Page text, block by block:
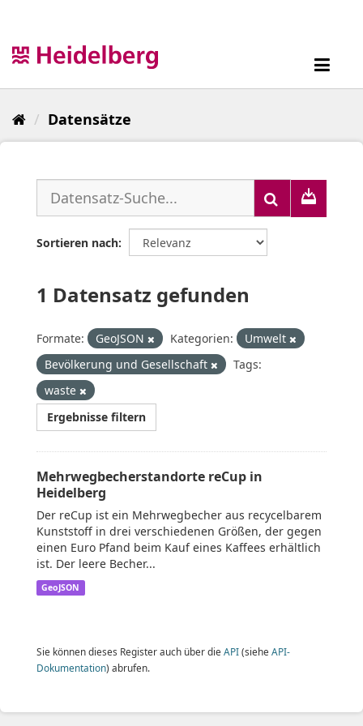
Datensätze
Sortieren nach
1 Datensatz gefunden
Formate: GeoJSON Kategorien:
Umwelt
Bevölkerung und Gesellschaft
Tags:
waste
Ergebnisse filtern
Mehrwegbecherstandorte reCup in
Heidelberg
Der reCup ist ein Mehrwegbecher aus recycelbarem
Kunststoff in drei verschiedenen Größen, der gegen
einen Euro Pfand beim Kauf eines Kaffees erhältlich
ist. Der leere Becher...
GeoJSON
Sie können dieses Register auch über die API(siehe API-
Dokumentation) abrufen.